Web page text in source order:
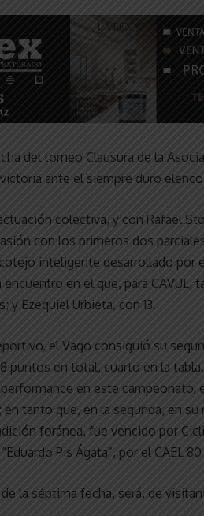
del torneo Clausura de la
ante el siempre duro
colectiva, y con Rafael
con los primeros dos
inteligente desarrollado por
encuentro en el que, para
y Ezequiel Urbieta, con 13.
el Vago consiguió su
puntos en total, cuarto en la
en este
en tanto que, en la segunda, en
foránea, fue vencido por
Pis Ágata”, por el CAEL
la séptima fecha, será, de